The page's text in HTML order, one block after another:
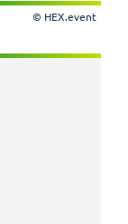
© HEX.event